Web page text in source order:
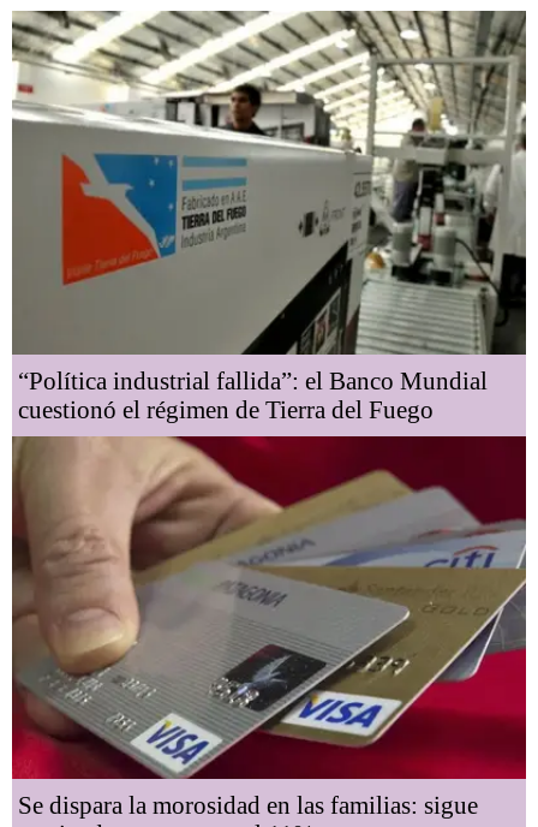
“Política industrial fallida”: el Banco Mundial
cuestionó el régimen de Tierra del Fuego
Se dispara la morosidad en las familias: sigue